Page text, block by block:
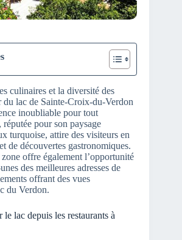
culinaires et la diversité des
du lac de Sainte-Croix-du-Verdon
inoubliable pour tout
pour son paysage
turquoise, attire des visiteurs en
de découvertes gastronomiques.
offre également l’opportunité
des meilleures adresses de
offrant des vues
du Verdon.
lac depuis les restaurants à